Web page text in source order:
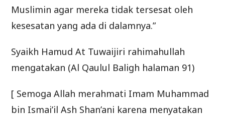
Muslimin agar mereka tidak tersesat oleh
kesesatan yang ada di dalamnya.”
Syaikh Hamud At Tuwaijiri rahimahullah
mengatakan (Al Qaulul Baligh halaman 91)
[ Semoga Allah merahmati Imam Muhammad
bin Ismai’il Ash Shan’ani karena menyatakan